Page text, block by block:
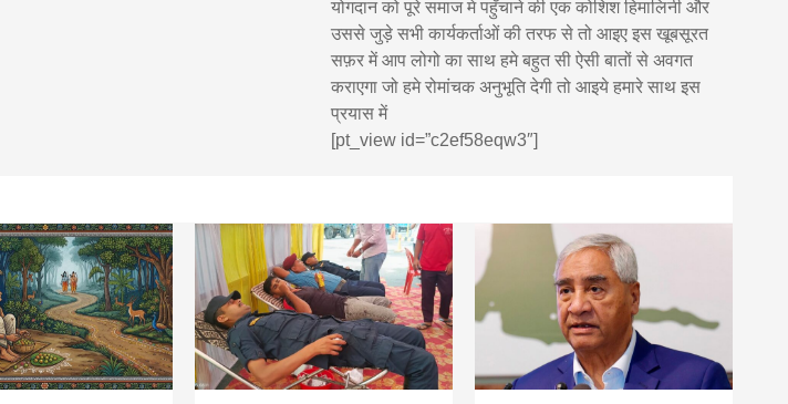
योगदान को पूरे समाज मे पहुँचाने की एक कोशिश हिमालिनी और
उससे जुड़े सभी कार्यकर्ताओं की तरफ से तो आइए इस खूबसूरत
सफ़र में आप लोगो का साथ हमे बहुत सी ऐसी बातों से अवगत
कराएगा जो हमे रोमांचक अनुभूति देगी तो आइये हमारे साथ इस
प्रयास में
[pt_view id=”c2ef58eqw3″]